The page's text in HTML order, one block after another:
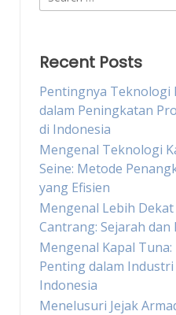
for:
Recent Posts
Pentingnya Teknologi
dalam Peningkatan
di Indonesia
Mengenal Teknologi
Seine: Metode
yang Efisien
Mengenal Lebih Dekat
Cantrang: Sejarah dan
Mengenal Kapal Tuna:
Penting dalam
Indonesia
Menelusuri Jejak